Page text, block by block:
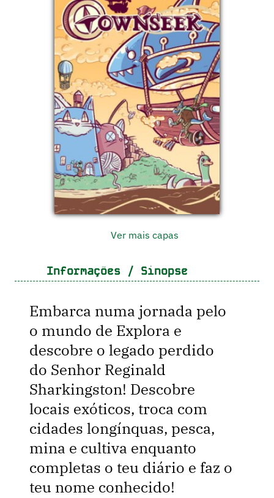
Ver mais capas
Informações / Sinopse
Embarca numa jornada pelo
o mundo de Explora e
descobre o legado perdido
do Senhor Reginald
Sharkingston! Descobre
locais exóticos, troca com
cidades longínquas, pesca,
mina e cultiva enquanto
completas o teu diário e faz o
teu nome conhecido!